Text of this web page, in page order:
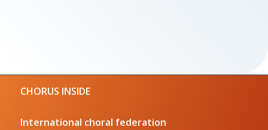
CHORUS INSIDE
International choral federation